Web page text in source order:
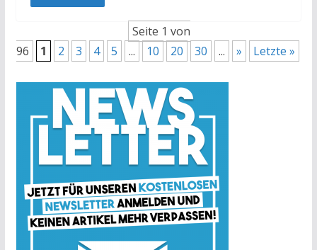
Seite 1 von
96
1 2 3 4 5 ... 10 20 30 ... » Letzte »